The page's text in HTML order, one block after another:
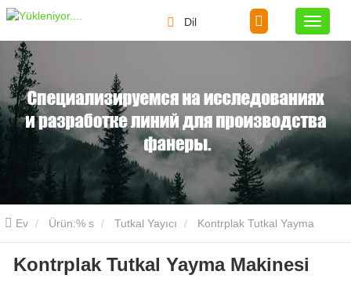
Dil
Ev Ürün:% s Tutkal Yayıcı
Makinesi
Kontrplak Tutkal Yayma Makinesi